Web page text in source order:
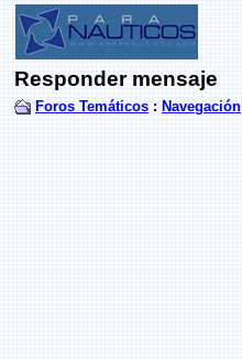
Responder mensaje
Foros Temáticos : Navegación